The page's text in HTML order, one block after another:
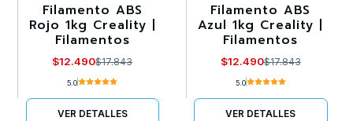
-30%
Agotado
Filamento ABS
Rojo 1kg Creality |
Filamentos
$12.490$17.843
5.0
VER DETALLES
-30%
Llega el 30/08/2026
Filamento ABS
Azul 1kg Creality |
Filamentos
$12.490$17.843
5.0
VER DETALLES